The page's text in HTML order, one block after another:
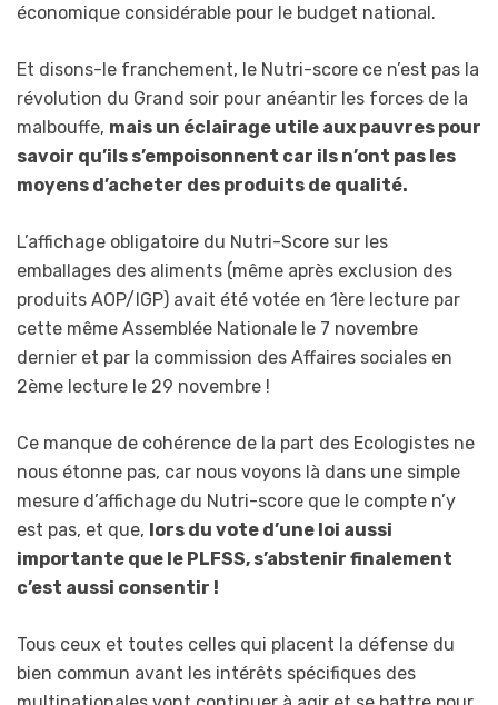
économique considérable pour le budget national.
Et disons-le franchement, le Nutri-score ce n’est pas la
révolution du Grand soir pour anéantir les forces de la
malbouffe, mais un éclairage utile aux pauvres pour
savoir qu’ils s’empoisonnent car ils n’ont pas les
moyens d’acheter des produits de qualité.
L’affichage obligatoire du Nutri-Score sur les
emballages des aliments (même après exclusion des
produits AOP/IGP) avait été votée en 1ère lecture par
cette même Assemblée Nationale le 7 novembre
dernier et par la commission des Affaires sociales en
2ème lecture le 29 novembre !
Ce manque de cohérence de la part des Ecologistes ne
nous étonne pas, car nous voyons là dans une simple
mesure d’affichage du Nutri-score que le compte n’y
est pas, et que, lors du vote d’une loi aussi
importante que le PLFSS, s’abstenir finalement
c’est aussi consentir !
Tous ceux et toutes celles qui placent la défense du
bien commun avant les intérêts spécifiques des